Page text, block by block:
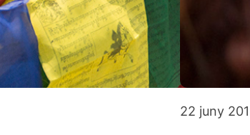
22 juny